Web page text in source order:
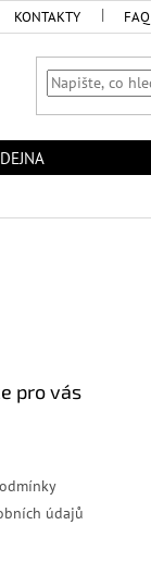
KONTAKTY FAQ
pro vás
údajů